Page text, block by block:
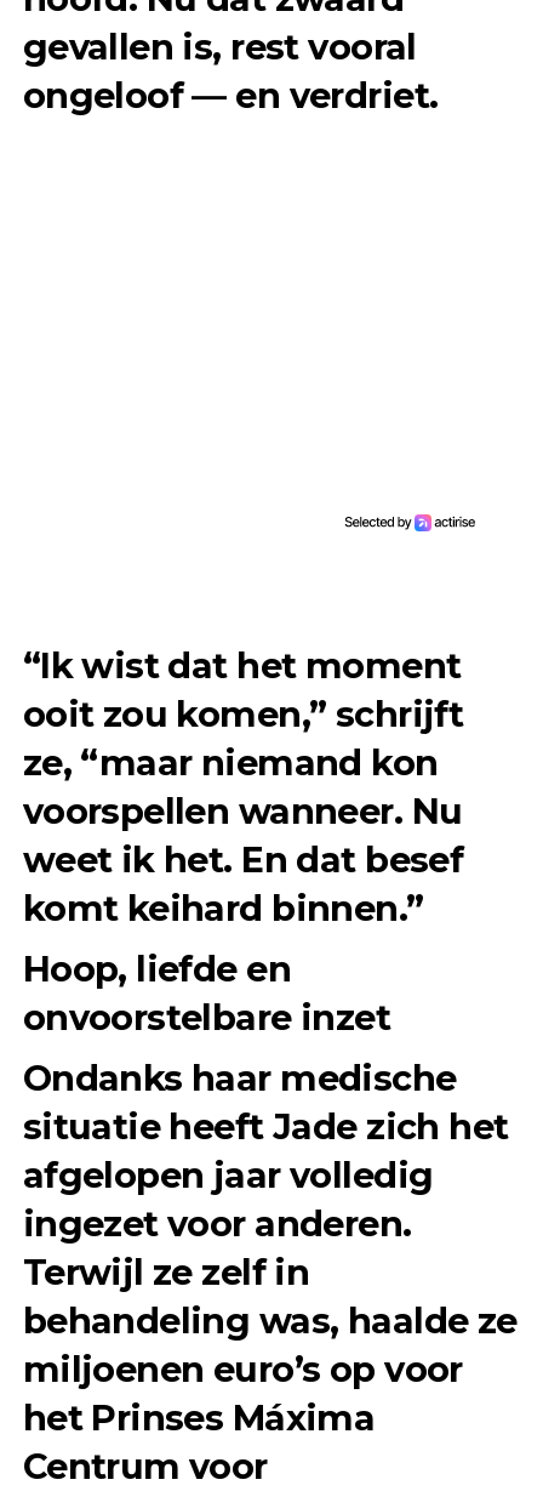
gevallen is, rest vooral
ongeloof — en verdriet.
“Ik wist dat het moment
ooit zou komen,” schrijft
ze, “maar niemand kon
voorspellen wanneer. Nu
weet ik het. En dat besef
komt keihard binnen.”
Hoop, liefde en
onvoorstelbare inzet
Ondanks haar medische
situatie heeft Jade zich het
afgelopen jaar volledig
ingezet voor anderen.
Terwijl ze zelf in
behandeling was, haalde ze
miljoenen euro’s op voor
het Prinses Máxima
Centrum voor